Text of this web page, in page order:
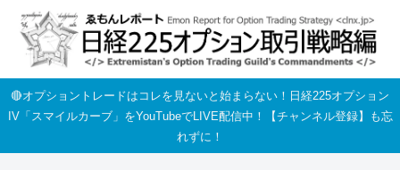
🔴オプショントレードはコレを見ないと始まらない！日経225オプション
IV「スマイルカーブ」をYouTubeでLIVE配信中！【チャンネル登録】も忘
れずに！